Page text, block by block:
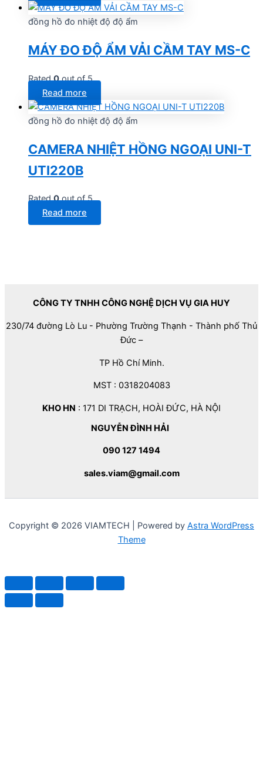
đồng hồ đo nhiệt độ độ ẩm
MÁY ĐO ĐỘ ẨM VẢI CẦM TAY MS-C
Rated0out of 5
Read more
đồng hồ đo nhiệt độ độ ẩm
CAMERA NHIỆT HỒNG NGOẠI UNI-T
UTI220B
Rated0out of 5
Read more
CÔNG TY TNHH CÔNG NGHỆ DỊCH VỤ GIA HUY
230/74 đường Lò Lu - Phường Trường Thạnh - Thành phố Thủ
Đức –
TP Hồ Chí Minh.
MST : 0318204083
KHO HN : 171 DI TRẠCH, HOÀI ĐỨC, HÀ NỘI
NGUYỄN ĐÌNH HẢI
090 127 1494
sales.viam@gmail.com
Copyright © 2026 VIAMTECH | Powered by Astra WordPress
Theme